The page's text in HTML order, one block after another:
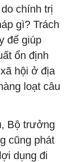
chính trị
gì? Trách
để giúp
ổn định
hội ở địa
loạt câu
Bộ trưởng
cũng phát
dụng đi